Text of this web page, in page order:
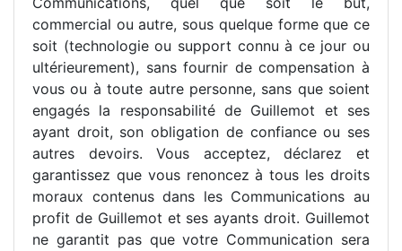
commercial ou autre, sous quelque forme que ce
soit (technologie ou support connu à ce jour ou
ultérieurement), sans fournir de compensation à
vous ou à toute autre personne, sans que soient
engagés la responsabilité de Guillemot et ses
ayant droit, son obligation de confiance ou ses
autres devoirs. Vous acceptez, déclarez et
garantissez que vous renoncez à tous les droits
moraux contenus dans les Communications au
profit de Guillemot et ses ayants droit. Guillemot
ne garantit pas que votre Communication sera